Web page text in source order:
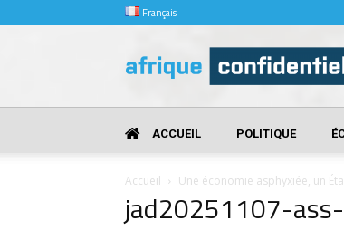
Français
Confidentielle
ACCUEIL POLITIQUE
Accueil Une économie asphyxiée, un
jad20251107-